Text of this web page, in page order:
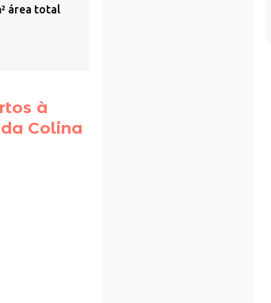
área total
à
Colina